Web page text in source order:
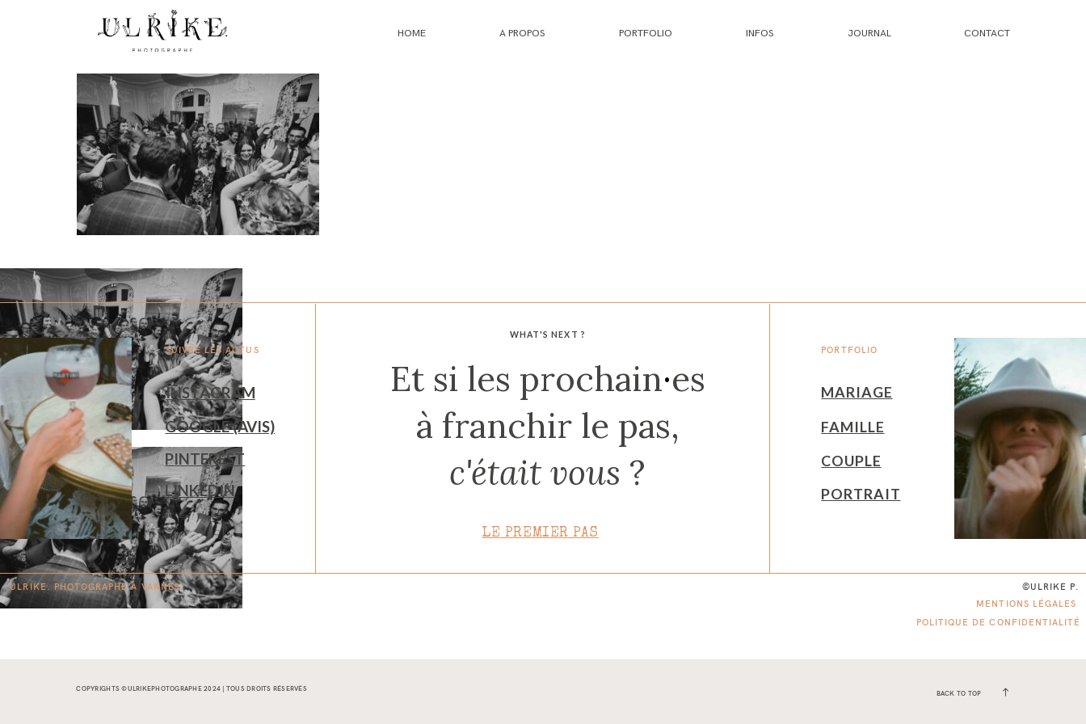
HOME A PROPOS PORTFOLIO INFOS JOURNAL CONTACT
WHAT'S NEXT ?
PORTFOLIO
SUIVRE LES ACTUS
Et si les prochain·es
à franchir le pas,
c'était vous ?
MARIAGE
INSTAGRAM
GOOGLE (AVIS)
FAMILLE
PINTEREST COUPLE
LINKEDIN PORTRAIT
LE PREMIER PAS
©ULRIKE P.
ULRIKE. PHOTOGRAPHE À VANNES.
MENTIONS LÉGALES
POLITIQUE DE CONFIDENTIALITÉ
COPYRIGHTS ©ULRIKEPHOTOGRAPHE 2024 | TOUS DROITS RÉSERVÉS
BACK TO TOP